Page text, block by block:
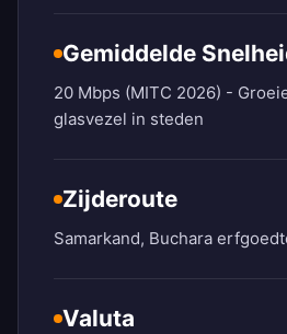
Gemiddelde
20 Mbps (MITC 2026) -
glasvezel in steden
Zijderoute
Samarkand, Buchara
Valuta